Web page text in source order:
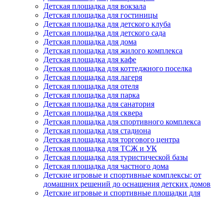
Детская площадка для вокзала
Детская площадка для гостиницы
Детская площадка для детского клуба
Детская площадка для детского сада
Детская площадка для дома
Детская площадка для жилого комплекса
Детская площадка для кафе
Детская площадка для коттеджного поселка
Детская площадка для лагеря
Детская площадка для отеля
Детская площадка для парка
Детская площадка для санатория
Детская площадка для сквера
Детская площадка для спортивного комплекса
Детская площадка для стадиона
Детская площадка для торгового центра
Детская площадка для ТСЖ и УК
Детская площадка для туристической базы
Детская площадка для частного дома
Детские игровые и спортивные комплексы: от
домашних решений до оснащения детских домов
Детские игровые и спортивные площадки для